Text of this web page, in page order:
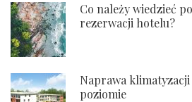
Co należy wiedzieć
rezerwacji hotelu?
Naprawa
poziomie